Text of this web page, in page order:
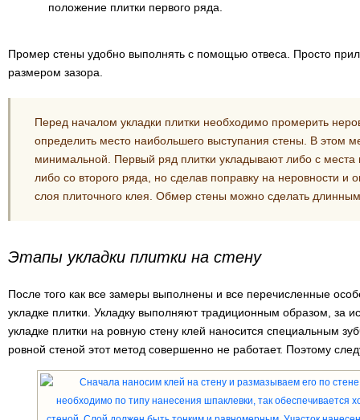
положение плитки первого ряда.
Промер стены удобно выполнять с помощью отвеса. Просто
размером зазора.
Перед началом укладки плитки необходимо промерить
определить место наибольшего выступания стены. В этом
минимальной. Первый ряд плитки укладывают либо с места
либо со второго ряда, но сделав поправку на неровности
слоя плиточного клея. Обмер стены можно сделать
Этапы укладки плитки на стену
После того как все замеры выполнены и все перечисленные
укладке плитки. Укладку выполняют традиционным образом, за
укладке плитки на ровную стену клей наносится специальным
ровной стеной этот метод совершенно не работает. Поэтому